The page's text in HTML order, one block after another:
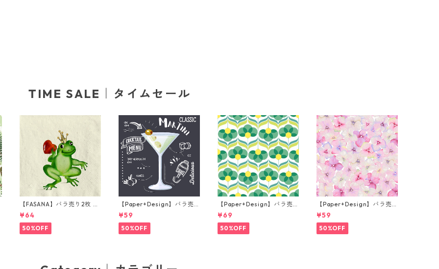
TIME SALE｜タイムセール
【FASANA】バラ売り2枚 ラ
ンチサイズ ペーパーナプキ
ン Frog prince ナチュラル
¥64
50%OFF
【Paper+Design】バラ売
り2枚 カクテルサイズ ペー
パーナプキン Martini ブラ
ック
¥59
50%OFF
【Paper+Design】バラ売
り2枚 ランチサイズ ペーパ
ーナプキン Geo Flowers グ
リーン
¥69
50%OFF
【Paper+Design】バラ売
り2枚 カクテルサイズ ペー
パーナプキン Small blosso
ms ピンク
¥59
50%OFF